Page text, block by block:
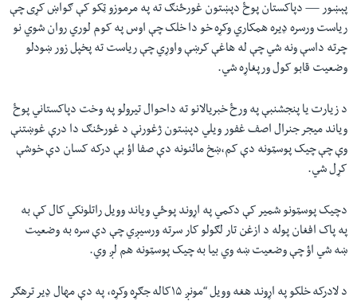
لټون
واوړئ
FOLLOW US
پېښور — دپاکستان پوځ دپښتون غورځنګ ته په مرموزو ټکو کې ګواښ کړی چې
ریاست ورسره ډيره همکاري وکړه خو دا خلک چې اوس په کوم لوري روان شوي نو
چرته داسې ونه شي چې له هاغې کرښې واوړي چې ریاست ته پخپل زور ښودلو
وضعیت قابو کول ورپغاړه شي.
د زیارت یا پنجشنبې په ورځ خبریالانو ته داحوال تیرولو په وخت دپاکستاني پوځ
ویاند میجر جنرال اصف غفور ویلي دپښتون ژغورنې د غورځنګ دا درې غوښتنې
وې چې چیک پوسټونه دې کم،ښخ مائنونه دې صفا اؤ بې درکه کسان دې خوشې
کړل شي.
دچیک پوسټونو شمیر کې دکمي په اړوند پوځي ویاند وویل راتلونکي کال کې به
په پاک افغان پوله د ازغن تار لګولو کار سرته ورسیږي چې دې سره به وضعیت
ښه شي اؤ چې وضعیت ښه وي بیا به چیک پوسټونه هم لږ وي.
د لادرکه خلکو په اړوند هغه وویل “مونږ ۱۵کاله جګړه وکړه، په دې مهال ډیر ترهګر